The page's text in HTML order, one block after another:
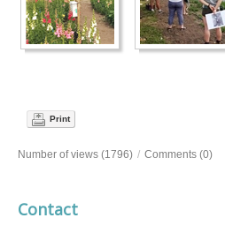
Print
Number of views (1796) / Comments (0)
Contact